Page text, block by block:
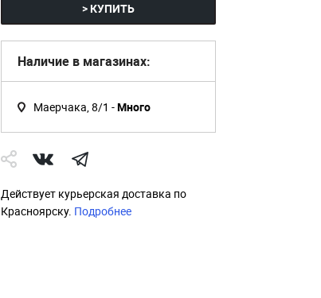
> КУПИТЬ
Наличие в магазинах:
Маерчака, 8/1 -Много
Действует курьерская доставка по
Красноярску. Подробнее